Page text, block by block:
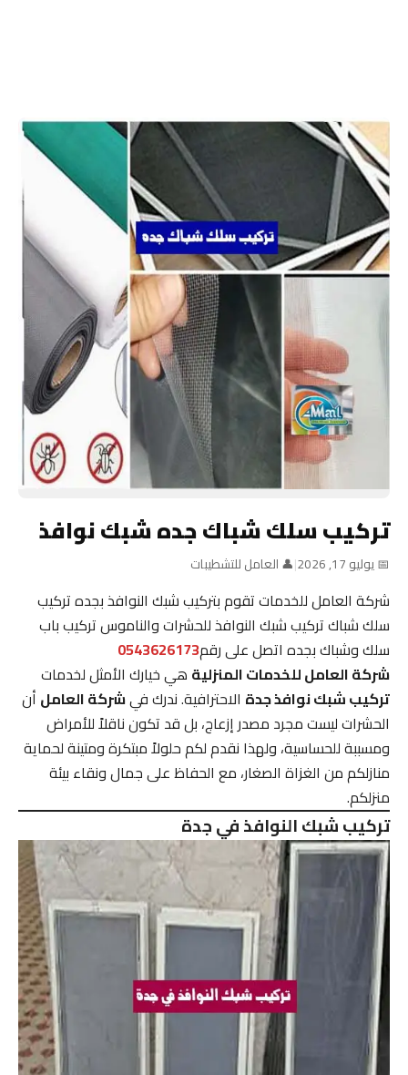
تركيب سلك شباك جده شبك نوافذ
📅 يوليو 17, 2026 |👤 العامل للتشطيبات
شركة العامل للخدمات تقوم بتركيب شبك النوافذ بجده تركيب
سلك شباك تركيب شبك النوافذ للحشرات والناموس تركيب باب
سلك وشباك بجده اتصل على رقم0543626173
شركة العامل للخدمات المنزليةهي خيارك الأمثل لخدمات
تركيب شبك نوافذ جدةالاحترافية. ندرك فيشركة العاملأن
الحشرات ليست مجرد مصدر إزعاج، بل قد تكون ناقلاً للأمراض
ومسببة للحساسية، ولهذا نقدم لكم حلولاً مبتكرة ومتينة لحماية
منازلكم من الغزاة الصغار، مع الحفاظ على جمال ونقاء بيئة
منزلكم.
تركيب شبك النوافذ في جدة